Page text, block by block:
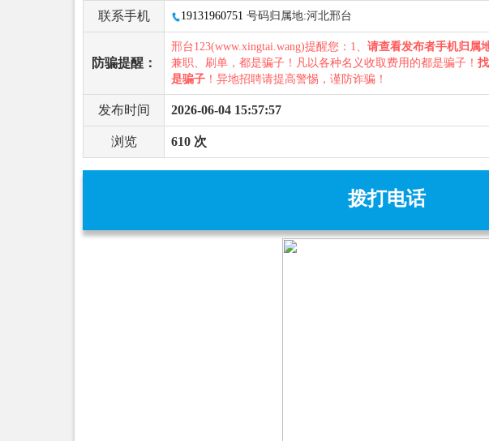
联系手机 19131960751 号码归属地:河北邢台
防骗提醒：
邢台123(www.xingtai.wang)提醒您：1、 请查看发布者手机归属
兼职、刷单，都是骗子！凡以各种名义收取费用的都是骗子！
是骗子 ！异地招聘请提高警惕，谨防诈骗！
发布时间 2026-06-04 15:57:57
浏览 610 次
拨打电话